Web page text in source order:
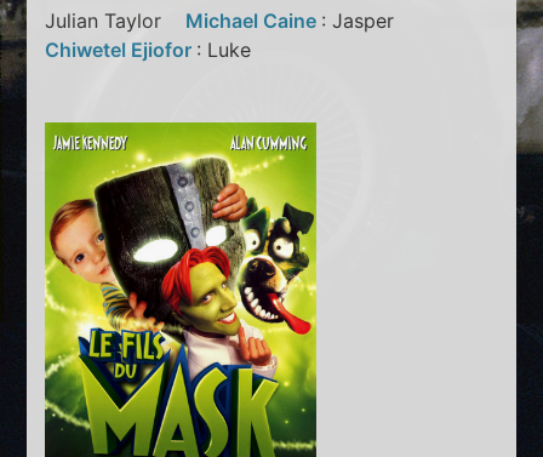
Julian Taylor Michael Caine : Jasper
Chiwetel Ejiofor : Luke